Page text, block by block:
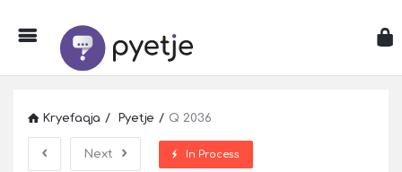
Kryefaqja / Pyetje / Q 2036
Next In Process